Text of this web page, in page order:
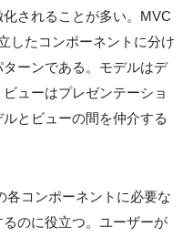
されることが多い。MVC
したコンポーネントに分け
ーンである。モデルはデ
ューはプレゼンテーショ
とビューの間を仲介する
各コンポーネントに必要な
のに役立つ。ユーザーが